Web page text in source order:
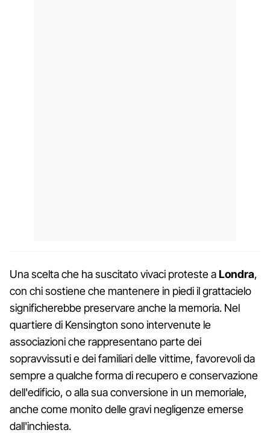
Una scelta che ha suscitato vivaci proteste aLondra,
con chi sostiene che mantenere in piedi il grattacielo
significherebbe preservare anche la memoria. Nel
quartiere di Kensington sono intervenute le
associazioni che rappresentano parte dei
sopravvissuti e dei familiari delle vittime, favorevoli da
sempre a qualche forma di recupero e conservazione
dell'edificio, o alla sua conversione in un memoriale,
anche come monito delle gravi negligenze emerse
dall'inchiesta.